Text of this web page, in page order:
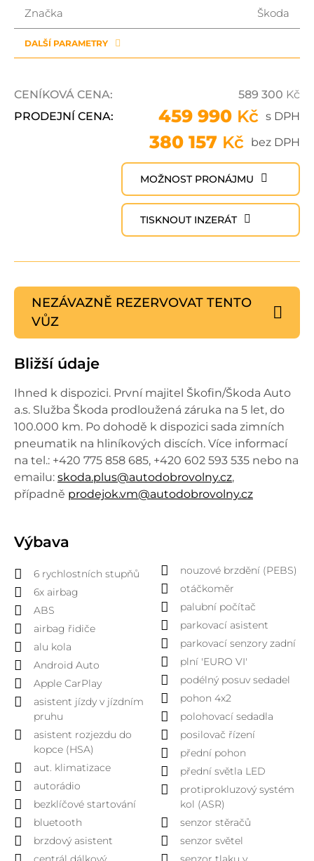
Značka Škoda
DALŠÍ PARAMETRY
CENÍKOVÁ CENA: 589 300 Kč
PRODEJNÍ CENA:
459 990 Kč s DPH
380 157 Kč bez DPH
MOŽNOST PRONÁJMU
TISKNOUT INZERÁT
NEZÁVAZNĚ REZERVOVAT TENTO
VŮZ
Bližší údaje
Ihned k dispozici. První majitel Škofin/Škoda Auto
a.s. Služba Škoda prodloužená záruka na 5 let, do
100.000 km. Po dohodě k dispozici sada zimních
pneumatik na hliníkových discích. Více informací
na tel.: +420 775 858 685, +420 602 593 535 nebo na
emailu: skoda.plus@autodobrovolny.cz,
případně prodejok.vm@autodobrovolny.cz
Výbava
6 rychlostních stupňů
6x airbag
ABS
airbag řidiče
alu kola
Android Auto
Apple CarPlay
asistent jízdy v jízdním
pruhu
asistent rozjezdu do
kopce (HSA)
aut. klimatizace
autorádio
bezklíčové startování
bluetooth
brzdový asistent
nouzové brzdění (PEBS)
otáčkoměr
palubní počítač
parkovací asistent
parkovací senzory zadní
plní 'EURO VI'
podélný posuv sedadel
pohon 4x2
polohovací sedadla
posilovač řízení
přední pohon
přední světla LED
protiprokluzový systém
kol (ASR)
senzor stěračů
senzor světel